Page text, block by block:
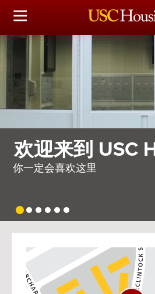
住房选择
财务实事资讯
会议资讯
常见问题解答
需要整个
因此，我们建造了一
USC
Housing
G
o
t
o